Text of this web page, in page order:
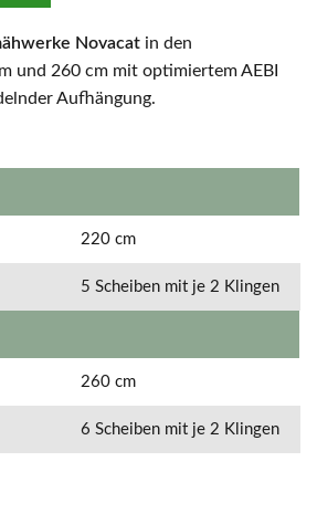
Novacat in den
und 260 cm mit optimiertem AEBI
Aufhängung.
220 cm
5 Scheiben mit je 2 Klingen
260 cm
6 Scheiben mit je 2 Klingen